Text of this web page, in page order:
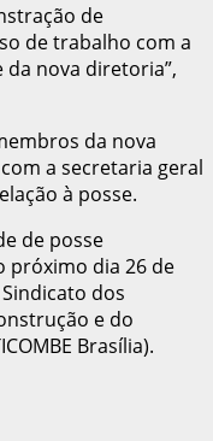
de
de trabalho com a
nova diretoria”,
da nova
a secretaria geral
à posse.
de posse
próximo dia 26 de
dos
e do
Brasília).